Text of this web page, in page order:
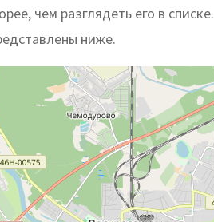
чем разглядеть его в списке.
ниже.